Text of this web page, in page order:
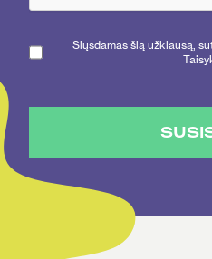
Siųsdamas šią užklausą,